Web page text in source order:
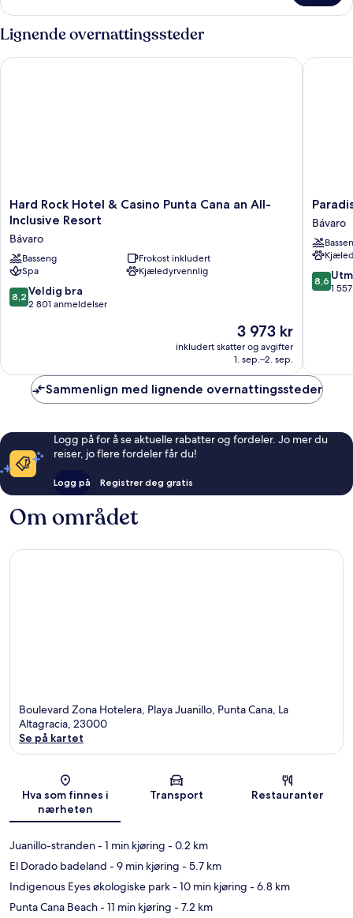
Lignende overnattingssteder
Hard
Rock
&
Casino
Punta
Cana
an
Hard Rock Hotel & Casino Punta Cana an All-
Inclusive Resort
Bávaro
Basseng
Frokost inkludert
Spa
Kjæledyrvennlig
8.2
av
anmeldelser
8,2 Veldig bra
2 801 anmeldelser
Prisen
er
3 973 kr
3 973 kr
inkludert skatter og avgifter
1. sep.–2. sep.
Hard Rock Hotel & Casino Punta Cana an All-Inclusive Resort
Grand
Cana
-
All
Suites
-
Bávaro
8.6
av
8,6
1
Sammenlign med lignende overnattingssteder
Logg på for å se aktuelle rabatter og fordeler. Jo mer du
reiser, jo flere fordeler får du!
Logg på Registrer deg gratis
Om området
Boulevard Zona Hotelera, Playa Juanillo, Punta Cana, La
Altagracia, 23000
Se på kartet
Hva som finnes i
nærheten
Transport Restauranter
Juanillo-stranden- 1 min kjøring - 0.2 km
El Dorado badeland - 9 min kjøring - 5.7 km
Indigenous Eyes økologiske park- 10 min kjøring - 6.8 km
Punta Cana Beach- 11 min kjøring - 7.2 km